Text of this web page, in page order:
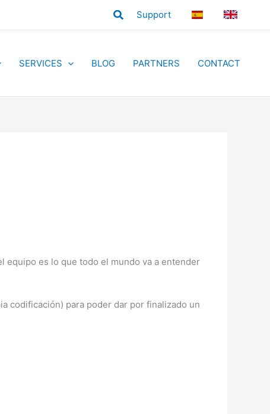
SearchSupport
ES
EN
SERVICES BLOG PARTNERS CONTACT
equipo es lo que todo el mundo va a entender
codificación) para poder dar por finalizado un